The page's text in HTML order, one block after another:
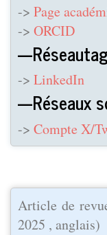
-> Page
-> ORCID
---
-> LinkedIn
---Réseaux
-> Compte X/
Article de
2025 , anglais)